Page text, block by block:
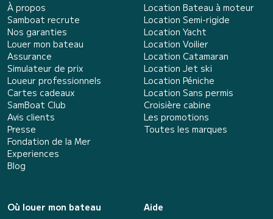
À propos
Samboat recrute
Nos garanties
Louer mon bateau
Assurance
Simulateur de prix
Loueur professionnels
Cartes cadeaux
SamBoat Club
Avis clients
Presse
Fondation de la Mer
Experiences
Blog
Location Bateau à moteur
Location Semi-rigide
Location Yacht
Location Voilier
Location Catamaran
Location Jet ski
Location Péniche
Location Sans permis
Croisière cabine
Les promotions
Toutes les marques
Où louer mon bateau
Aide